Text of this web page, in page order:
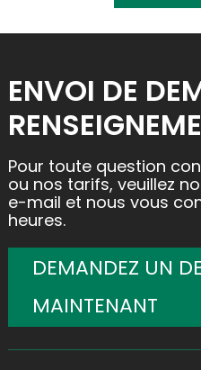
ENVOI DE
Pour toute question
ou nos tarifs, veuillez
e-mail et nous vous
heures.
DEMANDEZ UN
MAINTENANT